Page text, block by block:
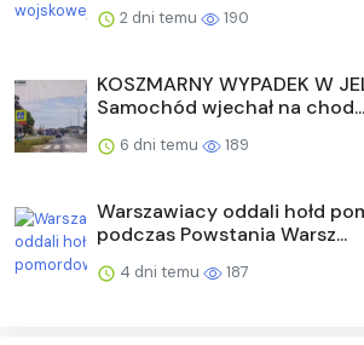
2 dni temu 190
KOSZMARNY WYPADEK W
Samochód wjechał na chod...
6 dni temu 189
Warszawiacy oddali hołd
podczas Powstania Warsz...
4 dni temu 187